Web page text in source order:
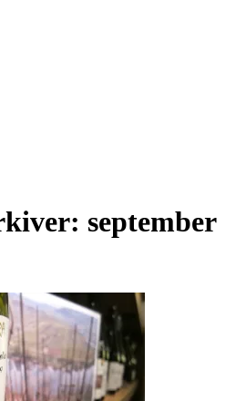
september